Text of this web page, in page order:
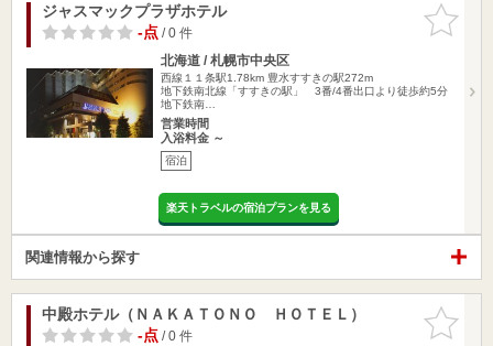
お気に入
りに追加
ジャスマックプラザホテル
-点/ 0 件
北海道 / 札幌市中央区
西線１１条駅1.78km 豊水すすきの駅272m
地下鉄南北線「すすきの駅」 3番/4番出口より徒歩約5分
地下鉄南…
営業時間
入浴料金 ～
宿泊
楽天トラベルの宿泊プランを見る
関連情報から探す
お気に入
りに追加
中殿ホテル（ＮＡＫＡＴＯＮＯ ＨＯＴＥＬ）
-点/ 0 件